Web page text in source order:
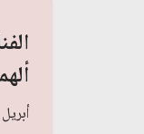
أبريل 17, 2020